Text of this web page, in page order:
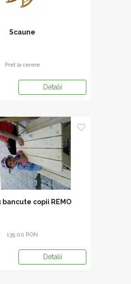
Scaune
Pret la cerere
Detalii
bancute copii REMO
135.00 RON
Detalii